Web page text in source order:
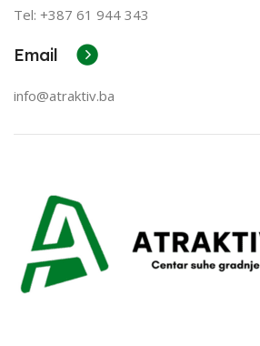
Tel: +387 61 944 343
Email
info@atraktiv.ba